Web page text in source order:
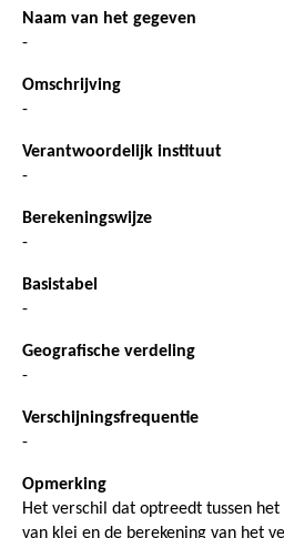
Naam van het gegeven
-
Omschrijving
-
Verantwoordelijk instituut
-
Berekeningswijze
-
Basistabel
-
Geografische verdeling
-
Verschijningsfrequentie
-
Opmerking
Het verschil dat optreedt tussen
van klei en de berekening van het